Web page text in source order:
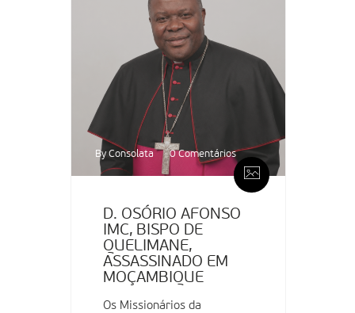
By Consolata 0 Comentários
D. OSÓRIO AFONSO
IMC, BISPO DE
QUELIMANE,
ASSASSINADO EM
MOÇAMBIQUE
Os Missionários da